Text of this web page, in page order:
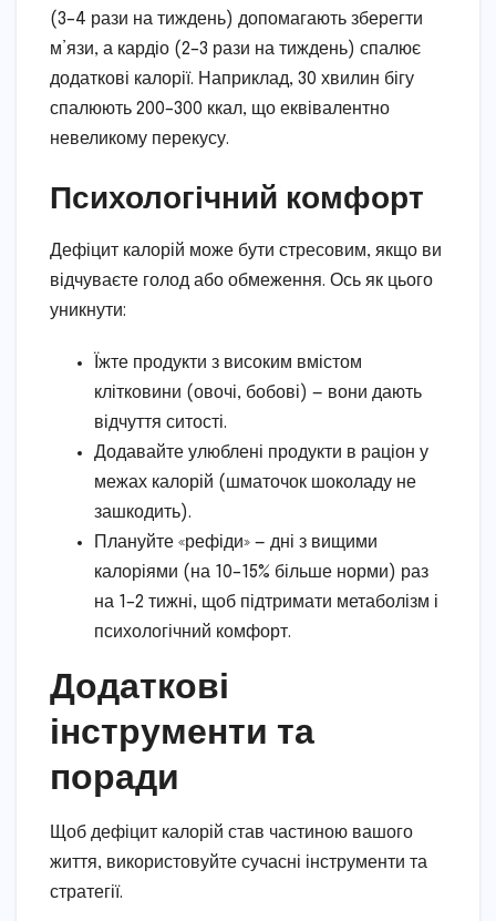
(3–4 рази на тиждень) допомагають зберегти
м’язи, а кардіо (2–3 рази на тиждень) спалює
додаткові калорії. Наприклад, 30 хвилин бігу
спалюють 200–300 ккал, що еквівалентно
невеликому перекусу.
Психологічний комфорт
Дефіцит калорій може бути стресовим, якщо ви
відчуваєте голод або обмеження. Ось як цього
уникнути:
Їжте продукти з високим вмістом
клітковини (овочі, бобові) — вони дають
відчуття ситості.
Додавайте улюблені продукти в раціон у
межах калорій (шматочок шоколаду не
зашкодить).
Плануйте «рефіди» — дні з вищими
калоріями (на 10–15% більше норми) раз
на 1–2 тижні, щоб підтримати метаболізм і
психологічний комфорт.
Додаткові
інструменти та
поради
Щоб дефіцит калорій став частиною вашого
життя, використовуйте сучасні інструменти та
стратегії.